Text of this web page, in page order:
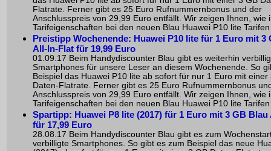
Flatrate. Ferner gibt es 25 Euro Rufnummernbonus und der
Anschlusspreis von 29,99 Euro entfällt. Wir zeigen Ihnen, wie
Tarifeigenschaften bei den neuen Blau Huawei P10 lite
Preistipp Wochenende: Huawei P10 lite für 1 Euro mit 3
All-In-Flat für 19,99 Euro
01.09.17 Beim Handydiscounter Blau gibt es weiterhin
Smartphones für unsere Leser an diesem Wochenende. So
Beispiel das Huawei P10 lite ab sofort für nur 1 Euro mit einer
Daten-Flatrate. Ferner gibt es 25 Euro Rufnummernbonus
Anschlusspreis von 29,99 Euro entfällt. Wir zeigen Ihnen, wie
Tarifeigenschaften bei den neuen Blau Huawei P10 lite
Spartipp: Huawei P8 lite (2017) für 1 Euro mit 3 GB Blau
für 17,99 Euro
28.08.17 Beim Handydiscounter Blau gibt es zum
verbilligte Smartphones. So gibt es zum Beispiel das neue